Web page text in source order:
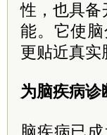
性，也具备
能。它使
更贴近真实
为脑疾病诊